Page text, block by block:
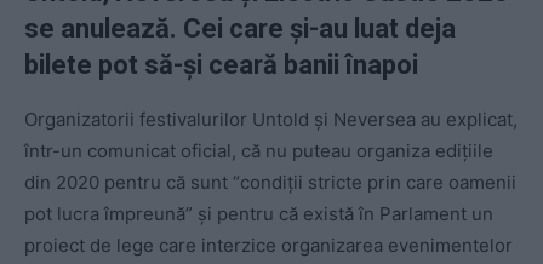
se anulează. Cei care și-au luat deja
bilete pot să-și ceară banii înapoi
Organizatorii festivalurilor Untold și Neversea au explicat,
într-un comunicat oficial, că nu puteau organiza edițiile
din 2020 pentru că sunt “condiții stricte prin care oamenii
pot lucra împreună” și pentru că există în Parlament un
proiect de lege care interzice organizarea evenimentelor